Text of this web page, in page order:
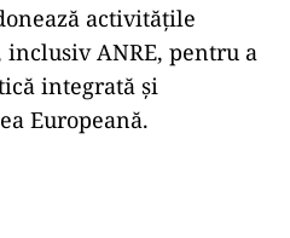
activitățile
ANRE, pentru a
integrată și
Europeană.